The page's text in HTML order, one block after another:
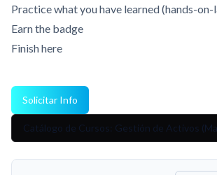
Practice what you have learned (hands-on-
Earn the badge
Finish here
Solicitar Info
Catálogo de Cursos: Gestión de Activos